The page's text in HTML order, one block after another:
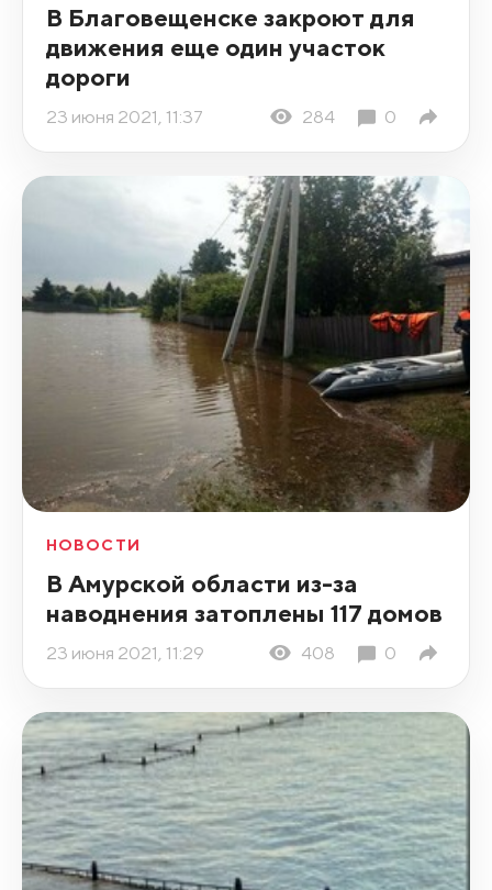
В Благовещенске закроют для
движения еще один участок
дороги
23 июня 2021, 11:37 284 0
НОВОСТИ
В Амурской области из-за
наводнения затоплены 117 домов
23 июня 2021, 11:29 408 0